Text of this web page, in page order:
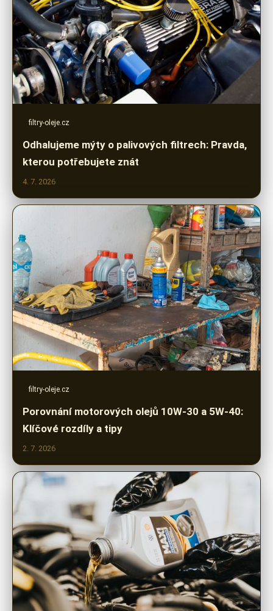
filtry-oleje.cz
Odhalujeme mýty o palivových filtrech: Pravda,
kterou potřebujete znát
4. 7. 2026
filtry-oleje.cz
Porovnání motorových olejů 10W-30 a 5W-40:
Klíčové rozdíly a tipy
2. 7. 2026